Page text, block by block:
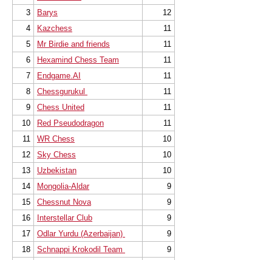
3
Barys
12
4
Kazchess
11
5
Mr Birdie and friends
11
6
Hexamind Chess Team
11
7
Endgame.AI
11
8
Chessgurukul
11
9
Chess United
11
10
Red Pseudodragon
11
11
WR Chess
10
12
Sky Chess
10
13
Uzbekistan
10
14
Mongolia-Aldar
9
15
Chessnut Nova
9
16
Interstellar Club
9
17
Odlar Yurdu (Azerbaijan)
9
18
Schnappi Krokodil Team
9